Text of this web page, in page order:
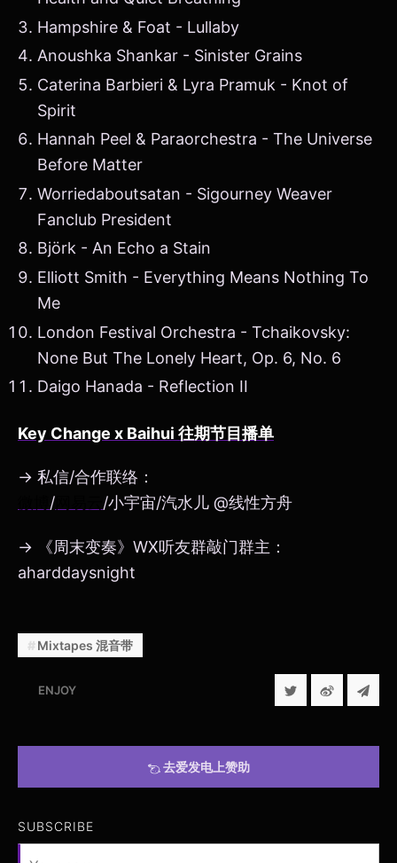
Hampshire & Foat - Lullaby
Anoushka Shankar - Sinister Grains
Caterina Barbieri & Lyra Pramuk - Knot of
Spirit
Hannah Peel & Paraorchestra - The Universe
Before Matter
Worriedaboutsatan - Sigourney Weaver
Fanclub President
Björk - An Echo a Stain
Elliott Smith - Everything Means Nothing To
Me
London Festival Orchestra - Tchaikovsky:
None But The Lonely Heart, Op. 6, No. 6
Daigo Hanada - Reflection II
Key Change x Baihui 往期节目播单
→ 私信/合作联络：
/ /小宇宙/汽水儿 @线性方舟
→ 《周末变奏》WX听友群敲门群主：
aharddaysnight
Mixtapes 混音带
ENJOY
去爱发电上赞助
SUBSCRIBE